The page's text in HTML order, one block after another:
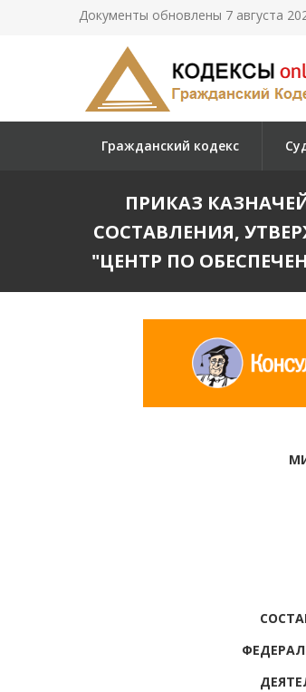
Документы обновлены 7 августа
Гражданский кодекс
ПРИКАЗ
СОСТАВЛЕНИЯ,
"ЦЕНТР ПО